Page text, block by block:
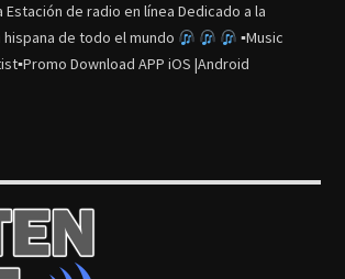
Estación de radio en línea Dedicado a la
de todo el mundo
▪Music
Download APP iOS |Android